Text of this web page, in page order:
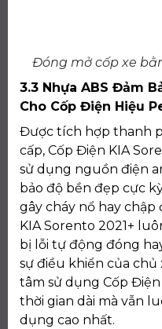
Đóng mở cốp xe
3.3 Nhựa ABS Đảm
Cho Cốp Điện Hiệu
Được tích hợp thanh
cấp, Cốp Điện KIA
sử dụng nguồn điện
bảo độ bền đẹp cực
gây cháy nổ hay chập
KIA Sorento 2021+
bị lỗi tự động đóng
sự điều khiển của chủ
tâm sử dụng Cốp
thời gian dài mà vẫn
dụng cao nhất.